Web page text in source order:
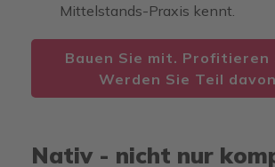
Mittelstands-Praxis kennt.
Bauen Sie mit. Profitieren
Werden Sie Teil
Nativ - nicht nur